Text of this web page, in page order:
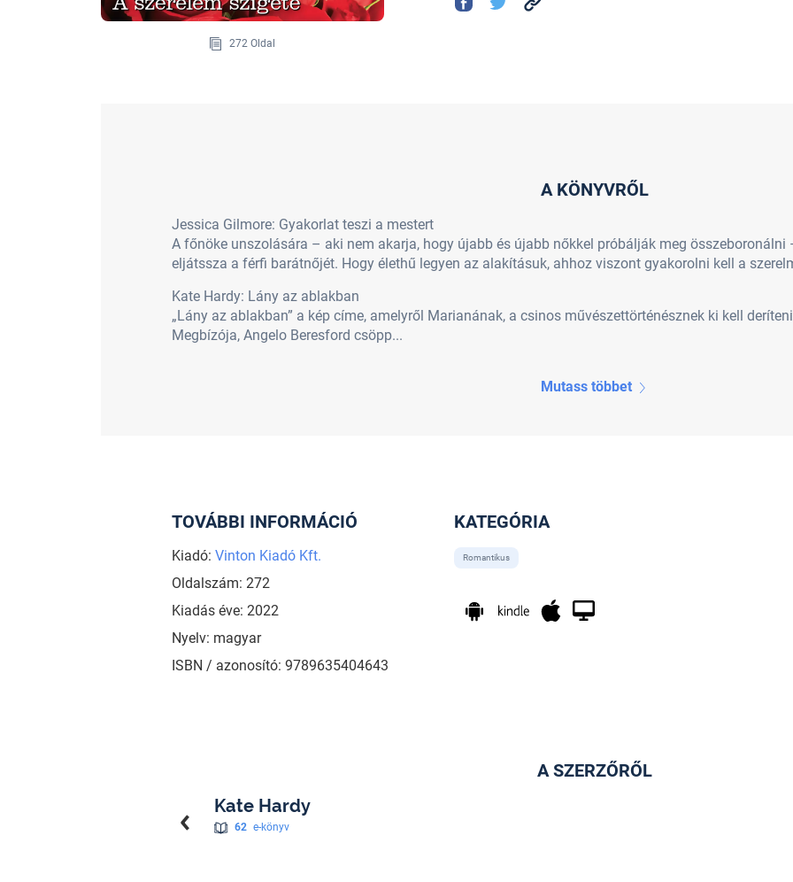
272 Oldal
A KÖNYVRŐL
Jessica Gilmore: Gyakorlat teszi a mestert
A főnöke unszolására – aki nem akarja, hogy újabb és újabb nőkkel próbálják meg összeboronálni
eljátssza a férfi barátnőjét. Hogy élethű legyen az alakításuk, ahhoz viszont gyakorolni kell a
Kate Hardy: Lány az ablakban
„Lány az ablakban” a kép címe, amelyről Marianának, a csinos művészettörténésznek ki kell
Megbízója, Angelo Beresford csöpp...
Mutass többet
TOVÁBBI INFORMÁCIÓ
Kiadó: Vinton Kiadó Kft.
Oldalszám: 272
Kiadás éve: 2022
Nyelv: magyar
ISBN / azonosító: 9789635404643
KATEGÓRIA
Romantikus
A SZERZŐRŐL
Kate Hardy
62 e-könyv